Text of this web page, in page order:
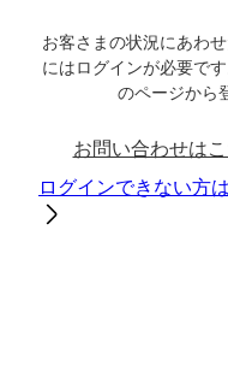
お客さまの状況にあわ
にはログインが必要で
のページから
お問い合わせは
ログインできない方